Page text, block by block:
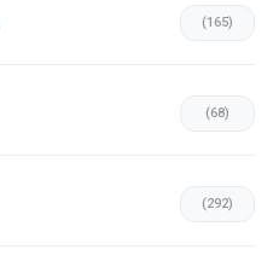
(165)
(68)
(292)